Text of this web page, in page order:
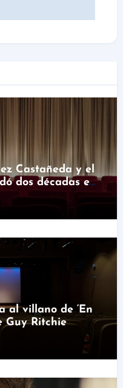
Castañeda y el
dos décadas en
al villano de ‘En
Guy Ritchie